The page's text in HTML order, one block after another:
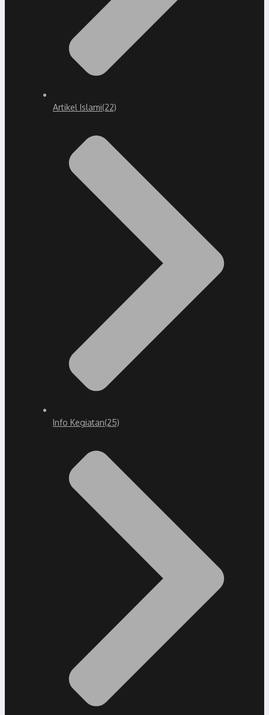
Artikel Islami(22)
Info Kegiatan(25)